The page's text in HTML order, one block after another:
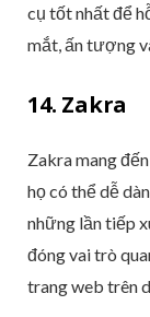
cụ tốt nhất để
mắt, ấn tượng
14. Zakra
Zakra mang
họ có thể dễ
những lần tiếp
đóng vai trò
trang web trên